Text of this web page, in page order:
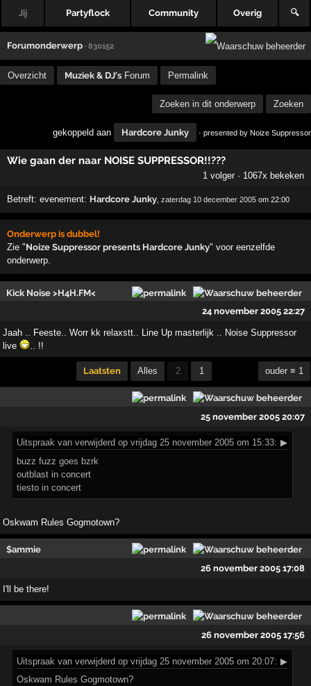
Jij Partyflock Community Overig 🔍
Forumonderwerp · 830152
Overzicht Muziek & DJ's Forum Permalink
Zoeken in dit onderwerp Zoeken
gekoppeld aan Hardcore Junky · presented by Noize Suppressor
Wie gaan der naar NOISE SUPPRESSOR!!???
1 volger · 1067x bekeken
Betreft:evenement: Hardcore Junky ,zaterdag 10 december 2005 om 22:00
Onderwerp is dubbel!
Zie "Noize Suppressor presents Hardcore Junky" voor eenzelfde
onderwerp.
Kick Noise >H4H.FM<
24 november 2005 22:27
Jaah .. Feeste.. Worr kk relaxstt.. Line Up masterlijk .. Noise Suppressor
live
.. !!
Laatsten Alles 2 1 ouder ≡ 1
25 november 2005 20:07
Uitspraak van verwijderd op vrijdag 25 november 2005 om 15:33: ▶
buzz fuzz goes bzrk
outblast in concert
tiesto in concert
Oskwam Rules Gogmotown?
$ammie
26 november 2005 17:08
I'll be there!
26 november 2005 17:56
Uitspraak van verwijderd op vrijdag 25 november 2005 om 20:07: ▶
Oskwam Rules Gogmotown?